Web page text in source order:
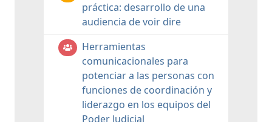
práctica: desarrollo de una
audiencia de voir dire
Herramientas
comunicacionales para
potenciar a las personas con
funciones de coordinación y
liderazgo en los equipos del
Poder Judicial